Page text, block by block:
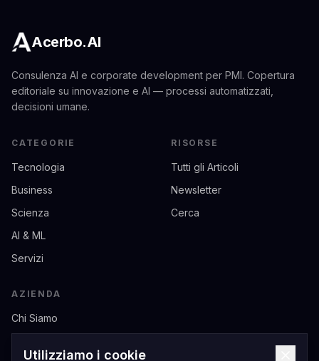
Acerbo.AI
Consulenza AI e corporate development per PMI. Copertura
editoriale su innovazione e AI — processi automatizzati,
decisioni umane.
CATEGORIE
Tecnologia
Business
Scienza
AI & ML
Servizi
RISORSE
Tutti gli Articoli
Newsletter
Cerca
AZIENDA
Chi Siamo
Utilizziamo i cookie